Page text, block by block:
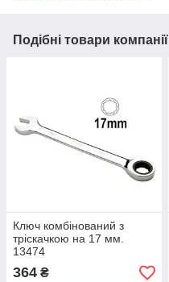
Подібні товари компанії
Ключ комбінований з
тріскачкою на 17 мм.
13474
364 ₴